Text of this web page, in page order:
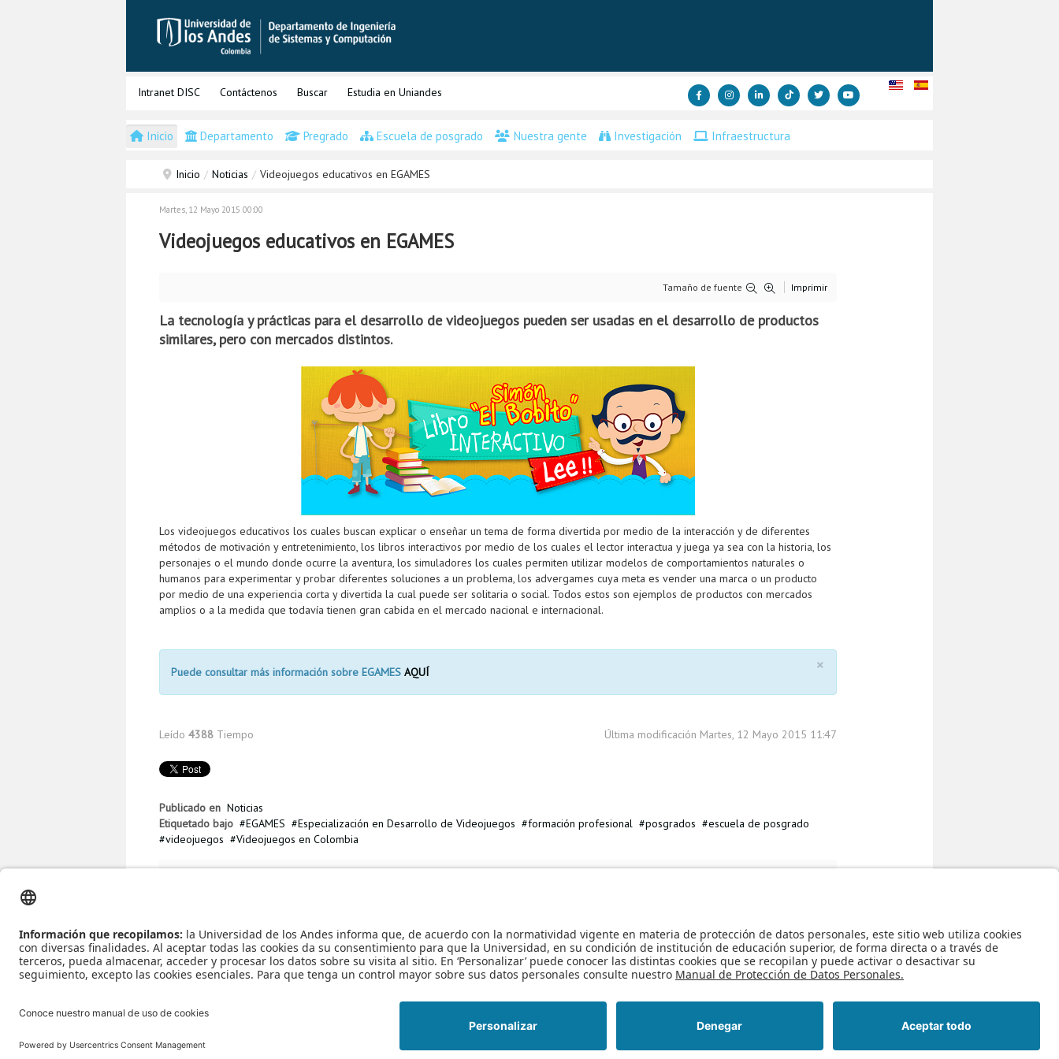
Intranet DISC Contáctenos Buscar Estudia en Uniandes
Inicio Departamento Pregrado Escuela de posgrado Nuestra gente Investigación Infraestructura
Inicio / Noticias / Videojuegos educativos en EGAMES
Martes, 12 Mayo 2015 00:00
Videojuegos educativos en EGAMES
Tamaño de fuente Imprimir
La tecnología y prácticas para el desarrollo de videojuegos pueden ser usadas en el desarrollo de productos
similares, pero con mercados distintos.
Los videojuegos educativos los cuales buscan explicar o enseñar un tema de forma divertida por medio de la interacción y de diferentes
métodos de motivación y entretenimiento, los libros interactivos por medio de los cuales el lector interactua y juega ya sea con la historia, los
personajes o el mundo donde ocurre la aventura, los simuladores los cuales permiten utilizar modelos de comportamientos naturales o
humanos para experimentar y probar diferentes soluciones a un problema, los advergames cuya meta es vender una marca o un producto
por medio de una experiencia corta y divertida la cual puede ser solitaria o social. Todos estos son ejemplos de productos con mercados
amplios o a la medida que todavía tienen gran cabida en el mercado nacional e internacional.
×
Puede consultar más información sobre EGAMES AQUÍ
Leído 4388 Tiempo Última modificación Martes, 12 Mayo 2015 11:47
Publicado en Noticias
Etiquetado bajo
EGAMES Especialización en Desarrollo de Videojuegos formación profesional posgrados
escuela de posgrado
videojuegos
Videojuegos en Colombia
Regreso al inicio